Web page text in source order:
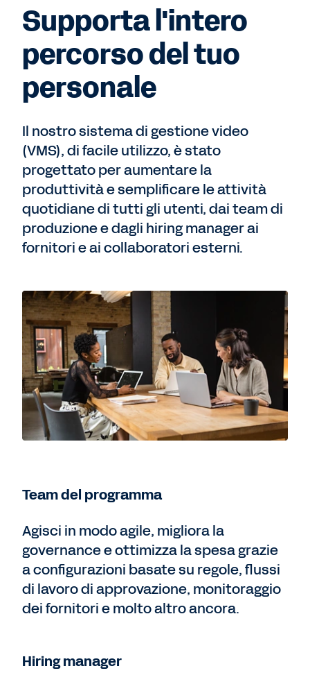
Supporta l'intero
percorso del tuo
personale
Il nostro sistema di gestione video
(VMS), di facile utilizzo, è stato
progettato per aumentare la
produttività e semplificare le attività
quotidiane di tutti gli utenti, dai team di
produzione e dagli hiring manager ai
fornitori e ai collaboratori esterni.
Team del programma
Agisci in modo agile, migliora la
governance e ottimizza la spesa grazie
a configurazioni basate su regole, flussi
di lavoro di approvazione, monitoraggio
dei fornitori e molto altro ancora.
Hiring manager